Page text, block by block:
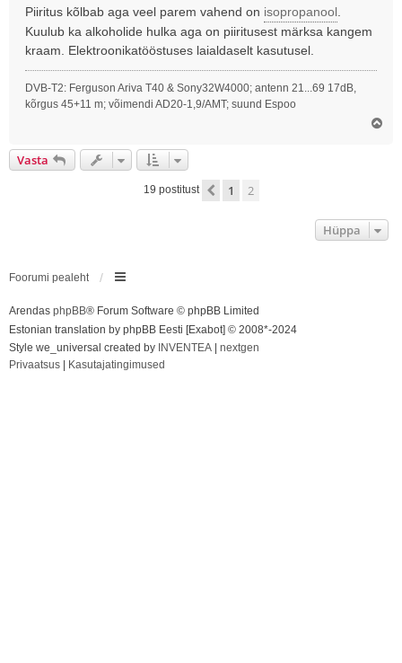
s
i
t
u
s
Piiritus kõlbab aga veel parem vahend on isopropanool
Kuulub ka alkoholide hulka aga on piiritusest märksa kangem
kraam. Elektroonikatööstuses laialdaselt kasutusel.
DVB-T2: Ferguson Ariva T40 & Sony32W4000; antenn 21...69 17dB,
kõrgus 45+11 m; võimendi AD20-1,9/AMT; suund Espoo
Vasta
19 postitust Eelmine
1 2
Hüppa
Foorumi pealeht
Arendas phpBB® Forum Software © phpBB Limited
Estonian translation by phpBB Eesti [Exabot] © 2008*-2024
Style we_universal created by INVENTEA
nextgen
Privaatsus
Kasutajatingimused